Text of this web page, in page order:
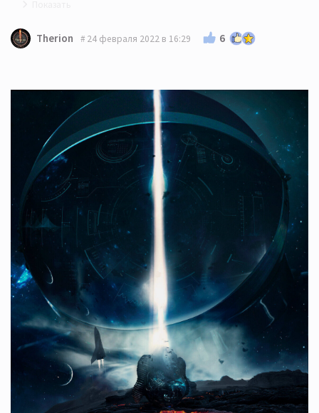
Казахи классные👍👏
Therion 24 февраля 2022 в 16:29 6